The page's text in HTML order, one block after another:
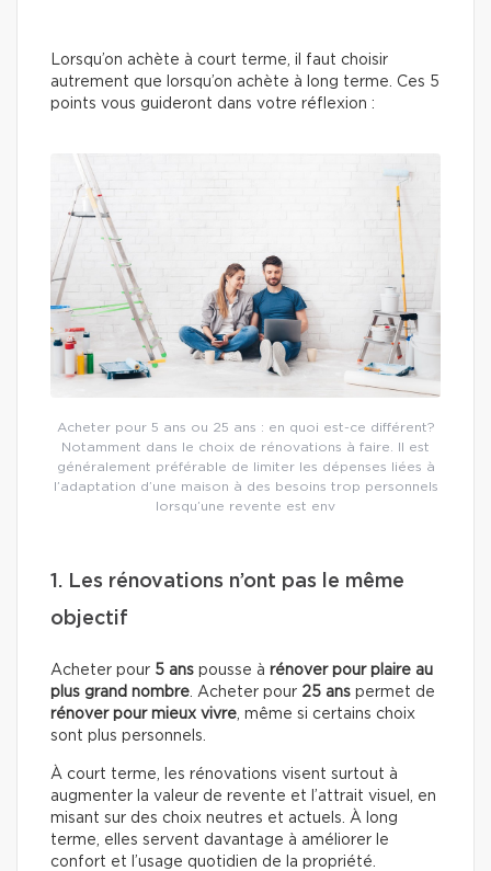
Lorsqu’on achète à court terme, il faut choisir
autrement que lorsqu’on achète à long terme. Ces 5
points vous guideront dans votre réflexion :
Acheter pour 5 ans ou 25 ans : en quoi est-ce différent?
Notamment dans le choix de rénovations à faire. Il est
généralement préférable de limiter les dépenses liées à
l’adaptation d’une maison à des besoins trop personnels
lorsqu’une revente est env
1. Les rénovations n’ont pas le même
objectif
Acheter pour 5 ans pousse à rénover pour plaire au
plus grand nombre . Acheter pour 25 ans permet de
rénover pour mieux vivre , même si certains choix
sont plus personnels.
À court terme, les rénovations visent surtout à
augmenter la valeur de revente et l’attrait visuel, en
misant sur des choix neutres et actuels. À long
terme, elles servent davantage à améliorer le
confort et l’usage quotidien de la propriété.